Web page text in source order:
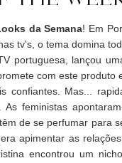
da Semana! Em
tv's, o tema domina
portuguesa, lançou
com este
Mas...
feministas
de se perfumar para
apimentar as
encontrou um